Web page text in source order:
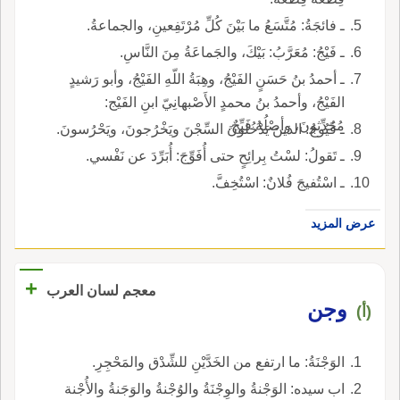
ـ فائجَةُ: مُتَّسَعُ ما بَيْنَ كُلِّ مُرْتَفِعينِ، والجماعةُ.
ـ فَيْجُ: مُعَرَّبُ: بَيْكَ، والجَماعَةُ مِنَ النَّاسِ.
ـ أحمدُ بنُ حَسَنٍ الفَيْجُ، وهِبَةُ اللّهِ الفَيْجُ، وأبو رَشيدٍ
الفَيْجُ، وأحمدُ بنُ محمدٍ الأَصْبهانِيّ ابنِ الفَيْج:
مُحَدِّثونَ، وأصْلُهُ فَيِّجٌ.
ـ فُيُوجُ: الذينَ يَدْخُلونَ السِّجْنَ ويَخْرُجونَ، ويَحْرُسونَ.
ـ تَقولُ: لسْتُ بِرائِحٍ حتى أُفَوِّجَ: أُبَرِّدَ عن نَفْسي.
ـ اسْتُفيجَ فُلانٌ: اسْتُخِفَّ.
عرض المزيد
معجم لسان العرب +
(أ) وجن
الوَجْنَةُ: ما ارتفع من الخَدَّيْنِ للشِّدْق والمَحْجِرِ.
اب سيده: الوَجْنةُ والوِجْنَةُ والوُجْنةُ والوَجَنةُ والأُجْنة